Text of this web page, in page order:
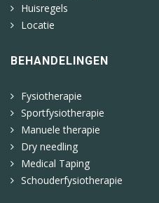
Huisregels
Locatie
BEHANDELINGEN
Fysiotherapie
Sportfysiotherapie
Manuele therapie
Dry needling
Medical Taping
Schouderfysiotherapie